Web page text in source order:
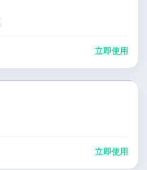
立即使用
立即使用